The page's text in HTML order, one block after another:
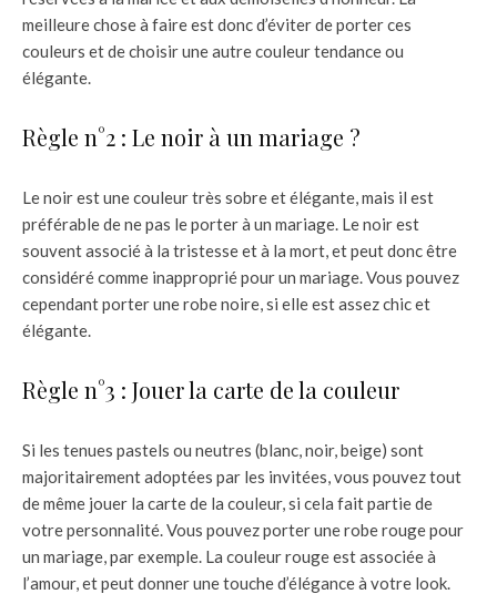
meilleure chose à faire est donc d’éviter de porter ces
couleurs et de choisir une autre couleur tendance ou
élégante.
Règle n°2 : Le noir à un mariage ?
Le noir est une couleur très sobre et élégante, mais il est
préférable de ne pas le porter à un mariage. Le noir est
souvent associé à la tristesse et à la mort, et peut donc être
considéré comme inapproprié pour un mariage. Vous pouvez
cependant porter une robe noire, si elle est assez chic et
élégante.
Règle n°3 : Jouer la carte de la couleur
Si les tenues pastels ou neutres (blanc, noir, beige) sont
majoritairement adoptées par les invitées, vous pouvez tout
de même jouer la carte de la couleur, si cela fait partie de
votre personnalité. Vous pouvez porter une robe rouge pour
un mariage, par exemple. La couleur rouge est associée à
l’amour, et peut donner une touche d’élégance à votre look.